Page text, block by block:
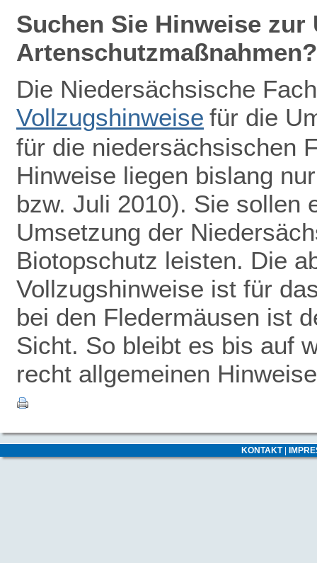
Suchen Sie Hinweise zur
Artenschutzmaßnahmen?
Die Niedersächsische
Vollzugshinweise für die
für die niedersächsischen
Hinweise liegen bislang
bzw. Juli 2010). Sie sollen
Umsetzung der
Biotopschutz leisten. Die
Vollzugshinweise ist für
bei den Fledermäusen ist
Sicht. So bleibt es bis auf
recht allgemeinen
KONTAKT|